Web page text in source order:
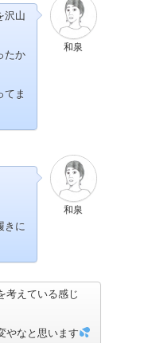
和泉
沢山
たか
てま
和泉
きに
考えている感じ
やなと思います